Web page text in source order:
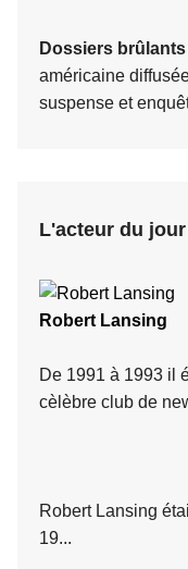
Dossiers brûlants
américaine
suspense et
L'acteur du jour
Robert Lansing
De 1991 à 1993 il
cèlèbre club de
Robert Lansing
19...